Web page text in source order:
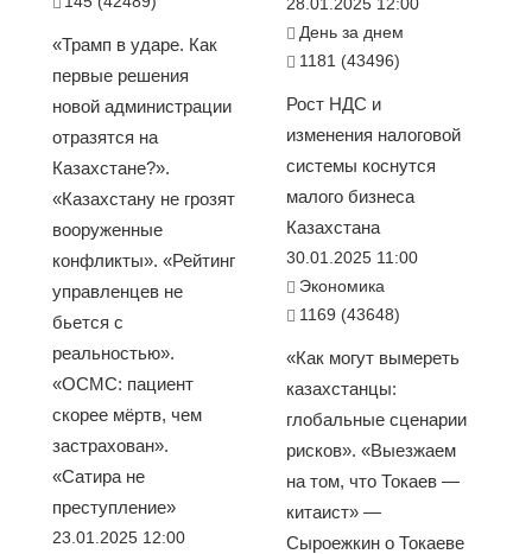
«Трамп в ударе. Как
первые решения
новой администрации
отразятся на
Казахстане?».
«Казахстану не грозят
вооруженные
конфликты». «Рейтинг
управленцев не
бьется с
реальностью».
«ОСМС: пациент
скорее мёртв, чем
застрахован».
«Сатира не
преступление»
23.01.2025 12:00
День за днем
1181 (43496)
Рост НДС и
изменения налоговой
системы коснутся
малого бизнеса
Казахстана
30.01.2025 11:00
Экономика
1169 (43648)
«Как могут вымереть
казахстанцы:
глобальные сценарии
рисков». «Выезжаем
на том, что Токаев —
китаист» —
Сыроежкин о Токаеве